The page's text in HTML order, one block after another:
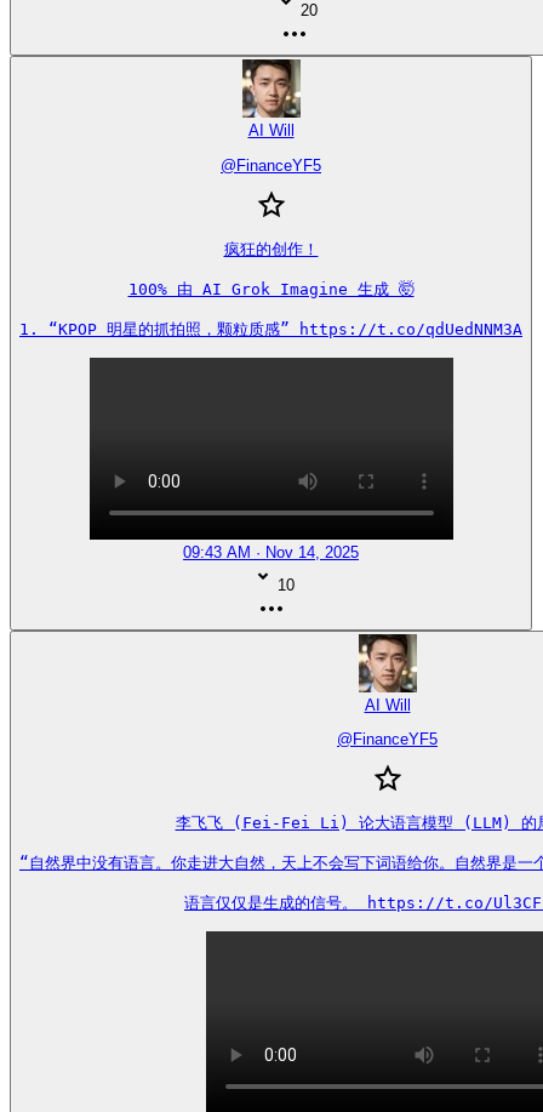
20
AI Will
@FinanceYF5
疯狂的创作！
100% 由 AI Grok Imagine 生成 🤯
1. “KPOP 明星的抓拍照，颗粒质感” https://t.co/qdUedNNM3A
09:43 AM · Nov 14, 2025
10
AI Will
@ FinanceYF5
李飞飞 (Fei-Fei Li) 论大语言模型 (LLM) 的
“自然界中没有语言。你走进大自然，天上不会写下词语给你。自然界是
语言仅仅是生成的信号。 https://t.co/